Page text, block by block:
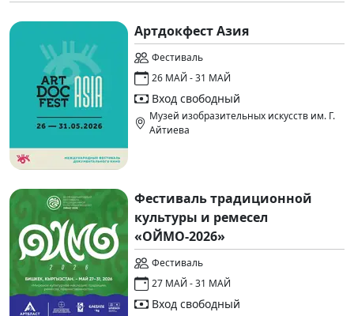
Артдокфест Азия
Фестиваль
26 МАЙ - 31 МАЙ
Вход свободный
Музей изобразительных искусств им. Г.
Айтиева
Фестиваль традиционной
культуры и ремесел
«ОЙМО-2026»
Фестиваль
27 МАЙ - 31 МАЙ
Вход свободный